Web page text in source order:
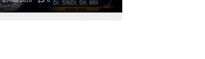
serumpun